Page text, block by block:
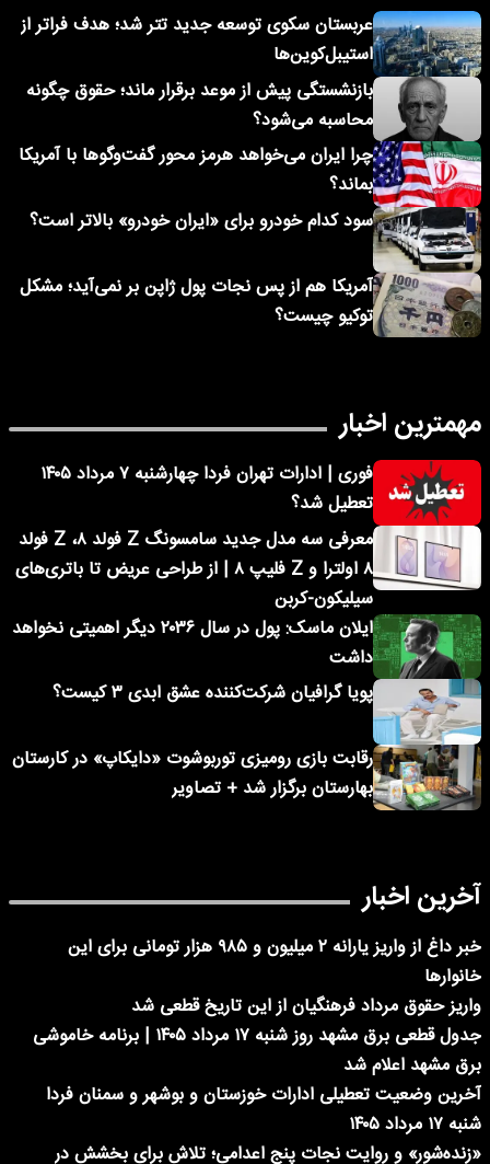
عربستان سکوی توسعه جدید تتر شد؛ هدف فراتر از
استیبل‌کوین‌ها
بازنشستگی پیش از موعد برقرار ماند؛ حقوق چگونه
محاسبه می‌شود؟
چرا ایران می‌خواهد هرمز محور گفت‌وگوها با آمریکا
بماند؟
سود کدام خودرو برای «ایران خودرو» بالاتر است؟
آمریکا هم از پس نجات پول ژاپن بر نمی‌آید؛ مشکل
توکیو چیست؟
مهمترین اخبار
فوری | ادارات تهران فردا چهارشنبه ۷ مرداد ۱۴۰۵
تعطیل شد؟
معرفی سه مدل جدید سامسونگ Z فولد ۸، Z فولد
۸ اولترا و Z فلیپ ۸ | از طراحی عریض تا باتری‌های
سیلیکون-کربن
ایلان ماسک: پول در سال ۲۰۳۶ دیگر اهمیتی نخواهد
داشت
پویا گرافیان شرکت‌کننده عشق ابدی ۳ کیست؟
رقابت بازی رومیزی توربوشوت «دایکاپ» در کارستان
بهارستان برگزار شد + تصاویر
آخرین اخبار
خبر داغ از واریز یارانه ۲ میلیون و ۹۸۵ هزار تومانی برای این
خانوارها
واریز حقوق مرداد فرهنگیان از این تاریخ قطعی شد
جدول قطعی برق مشهد روز شنبه ۱۷ مرداد ۱۴۰۵ | برنامه خاموشی
برق مشهد اعلام شد
آخرین وضعیت تعطیلی ادارات خوزستان و بوشهر و سمنان فردا
شنبه ۱۷ مرداد ۱۴۰۵
«زنده‌شور» و روایت نجات پنج اعدامی؛ تلاش برای بخشش در